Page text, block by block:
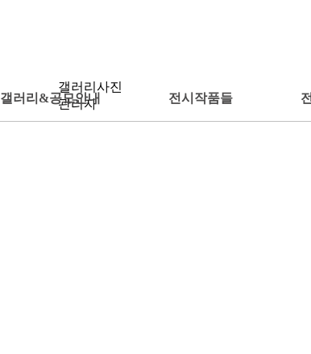
갤러리&공모안내 전시작품들
갤러리사진
관리자